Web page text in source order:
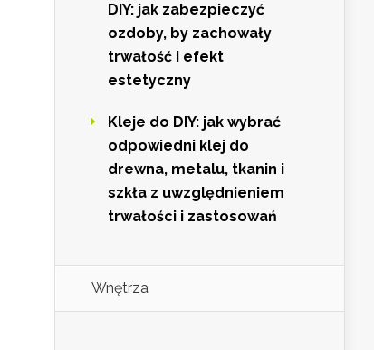
DIY: jak zabezpieczyć
ozdoby, by zachowały
trwałość i efekt
estetyczny
Kleje do DIY: jak wybrać
odpowiedni klej do
drewna, metalu, tkanin i
szkła z uwzględnieniem
trwałości i zastosowań
Wnętrza